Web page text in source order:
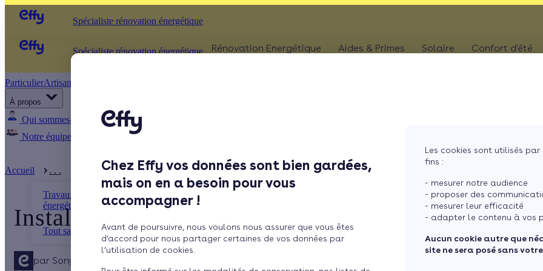
Chez Effy vos données sont bien gardées,
mais on en a besoin pour vous
accompagner !
Avant de poursuivre, nous voulons nous assurer que vous êtes
d’accord pour nous partager certaines de vos données par
l’utilisation de cookies.
Les cookies sont utilisés
fins :
- mesurer notre audience
- proposer des
- mesurer leur efficacité
- adapter le contenu à vos
Aucun cookie autre que
site ne sera posé sans
ParticulierArtisan / installateur
À propos
Qui sommes-nous ? Pourquoi Effy ?
Notre équipe
Rejoignez-nous
Spécialiste rénovation énergétique Rénovation Energétique
Sols
Chaudière
Dépannage chauffage
Aides & Primes
Aides chauffe-eau
thermodynamique
Solaire
Batterie panneaux
Confort d'été
Pergola
Store
Spécialiste rénovation énergétique
Accueil . . .
Travaux de rénovation
énergétique
Tout savoir sur l’énergie solaire
Installation panneaux solaires : les étapes c ...
Installation panneaux solaires : les étapes clés
par Sonya Drideche